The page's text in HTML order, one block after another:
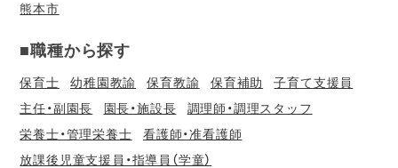
熊本市
■職種から探す
保育士 幼稚園教諭 保育教諭 保育補助
子育て支援員
主任・副園長
園長・施設長
調理師・調理スタッフ
栄養士・管理栄養士
看護師・准看護師
放課後児童支援員・指導員（学童）